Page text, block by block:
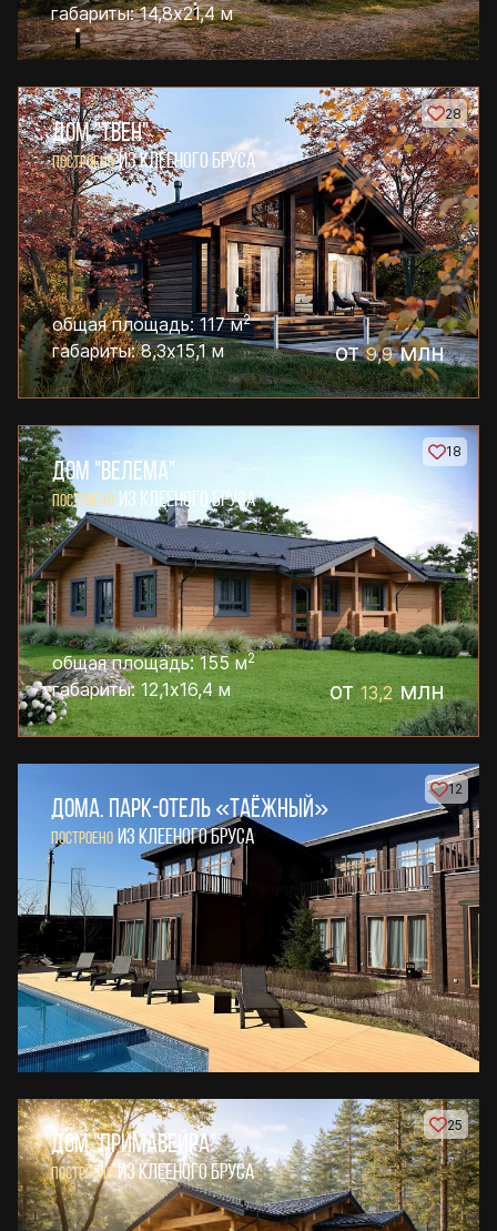
габариты: 14,8х21,4 м
28
ДОМ "ТВЕН"
ПОСТРОЕНО ИЗ КЛЕЕНОГО БРУСА
общая площадь: 117 м2
габариты: 8,3х15,1 м от9,9млн
18
ДОМ "ВЕЛЕМА"
ПОСТРОЕНО ИЗ КЛЕЕНОГО БРУСА
общая площадь: 155 м2
габариты: 12,1х16,4 м от13,2млн
12
ДОМА. ПАРК-ОТЕЛЬ «ТАЁЖНЫЙ»
ПОСТРОЕНО ИЗ КЛЕЕНОГО БРУСА
25
ДОМ "ПРИМАВЕЙРА"
ПОСТРОЕНО ИЗ КЛЕЕНОГО БРУСА